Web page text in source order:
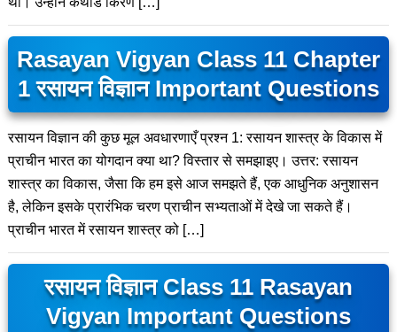
Rasayan Vigyan Class 11 Chapter
1 रसायन विज्ञान Important Questions
रसायन विज्ञान की कुछ मूल अवधारणाएँ प्रश्न 1: रसायन शास्त्र के विकास में
प्राचीन भारत का योगदान क्या था? विस्तार से समझाइए। उत्तर: रसायन
शास्त्र का विकास, जैसा कि हम इसे आज समझते हैं, एक आधुनिक अनुशासन
है, लेकिन इसके प्रारंभिक चरण प्राचीन सभ्यताओं में देखे जा सकते हैं।
प्राचीन भारत में रसायन शास्त्र को […]
रसायन विज्ञान Class 11 Rasayan
Vigyan Important Questions